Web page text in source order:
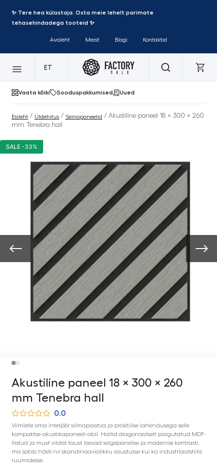
✨ Tere hea külastaja. Osta meie lehelt parimate
tehasehindadega tooteid ✨
Avaleht Meist Blogi Kontaktid
ET
Vaata kõiki Sooduspakkumised Uued
Esileht / Üldehitus / Seinapaneelid / Akustiline paneel 18 × 300 × 260
mm Tenebra hall
SALE -33%
Akustiline paneel 18 × 300 × 260
mm Tenebra hall
0.0
Viimistle oma interjöör silmapaistva ja praktilise lahendusega selle
kompaktse akustikapaneeli abil. Hallid diagonaalselt paigutatud MDF-
liistud ja must vildist taust loovad selgejoonelise ja modernse kontrasti,
mis sobib hästi nii skandinaavialikku sisustusse kui ka industriaalstiilis
ruumidesse.